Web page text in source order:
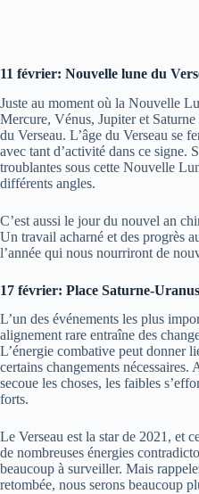
11 février: Nouvelle lune du
Juste au moment où la Nouvelle
Mercure, Vénus, Jupiter et Saturne
du Verseau. L’âge du Verseau se
avec tant d’activité dans ce signe.
troublantes sous cette Nouvelle
différents angles.
C’est aussi le jour du nouvel an
Un travail acharné et des progrès
l’année qui nous nourriront de
17 février: Place Saturne-Uranus
L’un des événements les plus
alignement rare entraîne des
L’énergie combative peut donner
certains changements nécessaires.
secoue les choses, les faibles
forts.
Le Verseau est la star de 2021, et
de nombreuses énergies
beaucoup à surveiller. Mais
retombée, nous serons beaucoup